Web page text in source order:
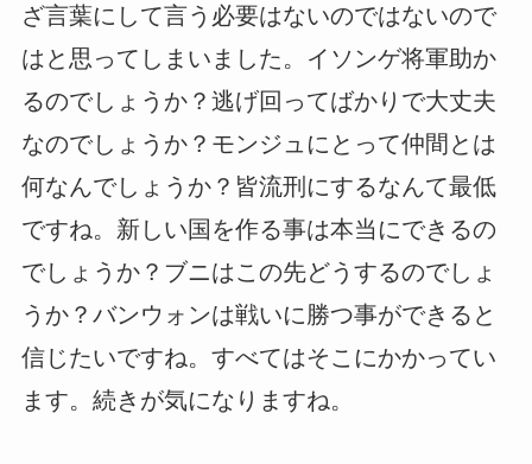
ざ言葉にして言う必要はないのではないので
はと思ってしまいました。イソンゲ将軍助か
るのでしょうか？逃げ回ってばかりで大丈夫
なのでしょうか？モンジュにとって仲間とは
何なんでしょうか？皆流刑にするなんて最低
ですね。新しい国を作る事は本当にできるの
でしょうか？ブニはこの先どうするのでしょ
うか？バンウォンは戦いに勝つ事ができると
信じたいですね。すべてはそこにかかってい
ます。続きが気になりますね。